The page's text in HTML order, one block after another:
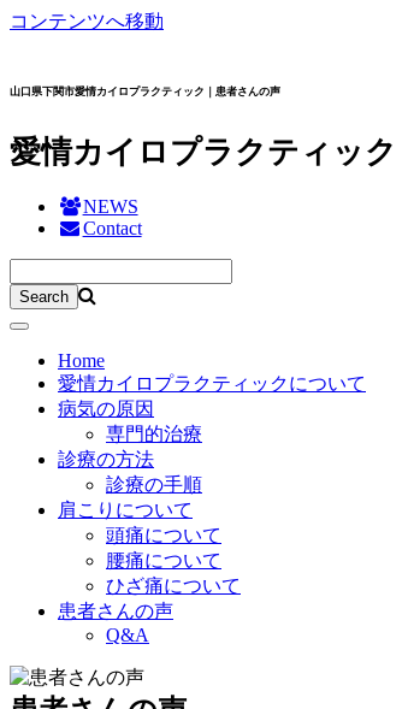
コンテンツへ移動
山口県下関市愛情カイロプラクティック｜患者さんの声
愛情カイロプラクティック
NEWS
Contact
Home
愛情カイロプラクティックについて
病気の原因
専門的治療
診療の方法
診療の手順
肩こりについて
頭痛について
腰痛について
ひざ痛について
患者さんの声
Q&A